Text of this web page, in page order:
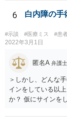
6 白内障の手
#示談 #医療ミス #患
2022年3月1日
匿名A 弁護士
＞しかし、どんな
インをしている以
か？ 仮にサインを
眼が悪化すること